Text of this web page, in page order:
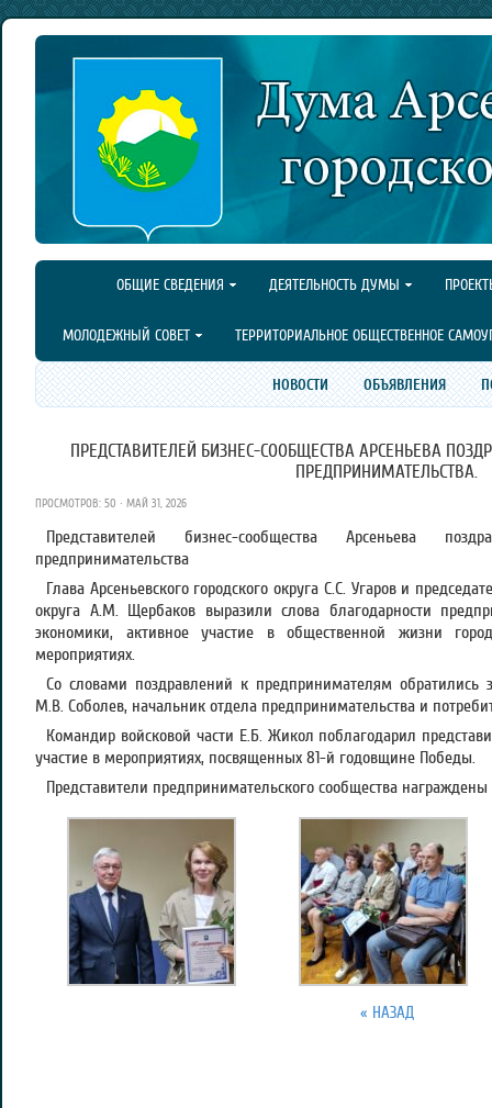
ОБЩИЕ СВЕДЕНИЯ ДЕЯТЕЛЬНОСТЬ ДУМЫ
МОЛОДЕЖНЫЙ СОВЕТ ТЕРРИТОРИАЛЬНОЕ ОБЩЕСТВЕННОЕ
НОВОСТИ ОБЪЯВЛЕНИЯ
ПРЕДСТАВИТЕЛЕЙ БИЗНЕС-СООБЩЕСТВА АРСЕНЬЕВА
ПРЕДПРИНИМАТЕЛЬСТВА.
ПРОСМОТРОВ: 50 · МАЙ 31, 2026
Представителей бизнес-сообщества Арсеньева
предпринимательства
Глава Арсеньевского городского округа С.С. Угаров и
округа А.М. Щербаков выразили слова благодарности
экономики, активное участие в общественной жизни
мероприятиях.
Со словами поздравлений к предпринимателям обратились
М.В. Соболев, начальник отдела предпринимательства и
Командир войсковой части Е.Б. Жикол поблагодарил
участие в мероприятиях, посвященных 81-й годовщине Победы.
Представители предпринимательского сообщества
« НАЗАД